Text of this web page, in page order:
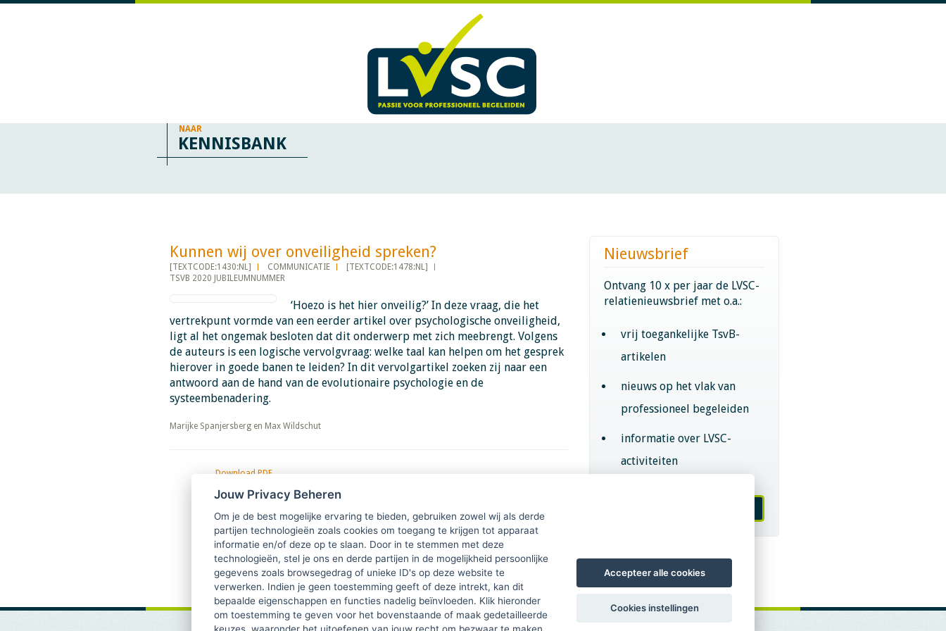
NAAR
KENNISBANK
Kunnen wij over onveiligheid spreken?​​​​​​
[TEXTCODE:1430:NL] COMMUNICATIE
[TEXTCODE:1478:NL]
TSVB 2020 JUBILEUMNUMMER
‘Hoezo is het hier onveilig?’ In deze vraag, die het
vertrekpunt vormde van een eerder artikel over psychologische onveiligheid,
ligt al het ongemak besloten dat dit onderwerp met zich meebrengt. Volgens
de auteurs is een logische vervolgvraag: welke taal kan helpen om het gesprek
hierover in goede banen te leiden? In dit vervolgartikel zoeken zij naar een
antwoord aan de hand van de evolutionaire psychologie en de
systeembenadering.
​​​​​​​Marijke Spanjersberg en Max Wildschut
Download PDF
onveiligheid spreken
Nieuwsbrief
Ontvang 10 x per jaar de LVSC-
relatienieuwsbrief met o.a.:
vrij toegankelijke TsvB-
artikelen
nieuws op het vlak van
professioneel begeleiden
informatie over LVSC-
activiteiten
Jouw Privacy Beheren
Om je de best mogelijke ervaring te bieden, gebruiken zowel wij als derde
partijen technologieën zoals cookies om toegang te krijgen tot apparaat
informatie en/of deze op te slaan. Door in te stemmen met deze
technologieën, stel je ons en derde partijen in de mogelijkheid persoonlijke
gegevens zoals browsegedrag of unieke ID's op deze website te
verwerken. Indien je geen toestemming geeft of deze intrekt, kan dit
bepaalde eigenschappen en functies nadelig beïnvloeden. Klik hieronder
om toestemming te geven voor het bovenstaande of maak gedetailleerde
Accepteer alle cookies
Cookies instellingen